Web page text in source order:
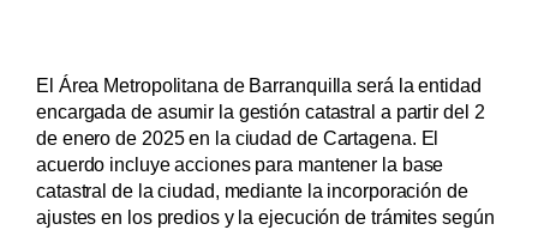
El Área Metropolitana de Barranquilla será la entidad
encargada de asumir la gestión catastral a partir del 2
de enero de 2025 en la ciudad de Cartagena. El
acuerdo incluye acciones para mantener la base
catastral de la ciudad, mediante la incorporación de
ajustes en los predios y la ejecución de trámites según